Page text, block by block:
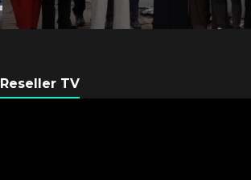
Reseller TV